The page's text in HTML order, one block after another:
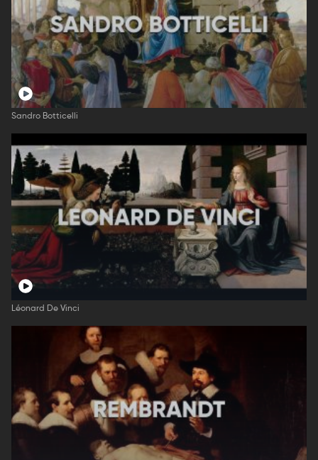
Sandro Botticelli
Léonard De Vinci